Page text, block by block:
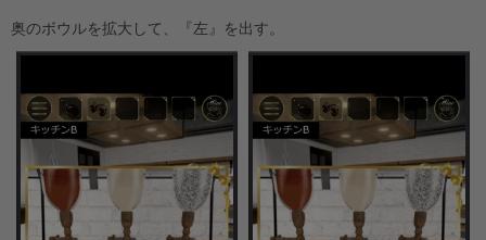
奥のボウルを拡大して、『左』を出す。